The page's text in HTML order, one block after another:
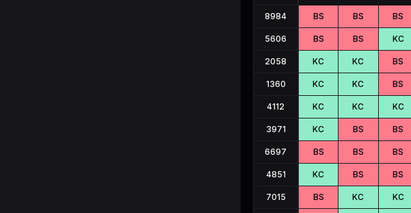
8984
5606
2058
1360
4112
3971
6697
4851
7015
BS BS BS
BS BS KC
KC KC BS
KC KC BS
KC KC KC
KC BS BS
BS BS BS
KC BS BS
BS KC KC